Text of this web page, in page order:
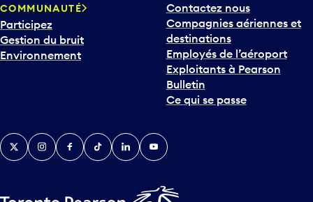
o
u
r
i
v
e
n
COMMUNAUTÉ
Participez
Gestion du bruit
Environnement
Contactez nous
Compagnies aériennes et
destinations
Employés de l’aéroport
Exploitants à Pearson
Bulletin
Ce qui se passe
TwitterInstagramFacebook
TikTokLinkedInYouTube